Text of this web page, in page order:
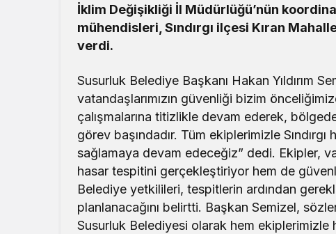
İklim Değişikliği İl Müdürlüğü’nün
mühendisleri, Sındırgı ilçesi Kıran
verdi.
Susurluk Belediye Başkanı Hakan Yıldırım
vatandaşlarımızın güvenliği bizim
çalışmalarına titizlikle devam ederek,
görev başındadır. Tüm ekiplerimizle Sındırgı
sağlamaya devam edeceğiz” dedi. Ekipler,
hasar tespitini gerçekleştiriyor hem de
Belediye yetkilileri, tespitlerin ardından
planlanacağını belirtti. Başkan Semizel,
Susurluk Belediyesi olarak hem ekiplerimizle